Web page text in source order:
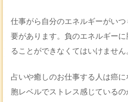
仕事がら自分のエネルギーがい
要があります。負のエネルギー
ることができなくてはいけません
占いや癒しのお仕事する人は癌
胞レベルでストレス感じている